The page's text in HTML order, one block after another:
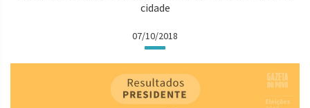
cidade
07/10/2018